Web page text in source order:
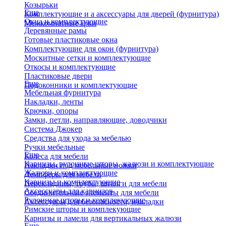
Козырьки
Комплектующие и а аксессуары для дверей (фурнитура)
Межкомнатные арки
Еще
Окна и комплектующие
Деревянные рамы
Готовые пластиковые окна
Комплектующие для окон (фурнитура)
Москитные сетки и комплектующие
Откосы и комплектующие
Пластиковые двери
Подоконники и комплектующие
Еще
Мебельная фурнитура
Накладки, ленты
Крючки, опоры
Замки, петли, направляющие, доводчики
Система Джокер
Средства для ухода за мебелью
Ручки мебельные
Колеса для мебели
Накладки под мебельные ножки
Демпферы для мебели
Перекладины, трубы, штанги для мебели
Соединительные элементы для мебели
Аксессуары для безопасности, накладки
Еще
Карнизы, рулонные шторы, жалюзи и комплектующие
Жалюзи и комплектующие
Карнизы и комплектующие
Аксессуары для карнизов
Рулонные шторы и комплекующие
Римские шторы и комплекующие
Карнизы и ламели для вертикальных жалюзи